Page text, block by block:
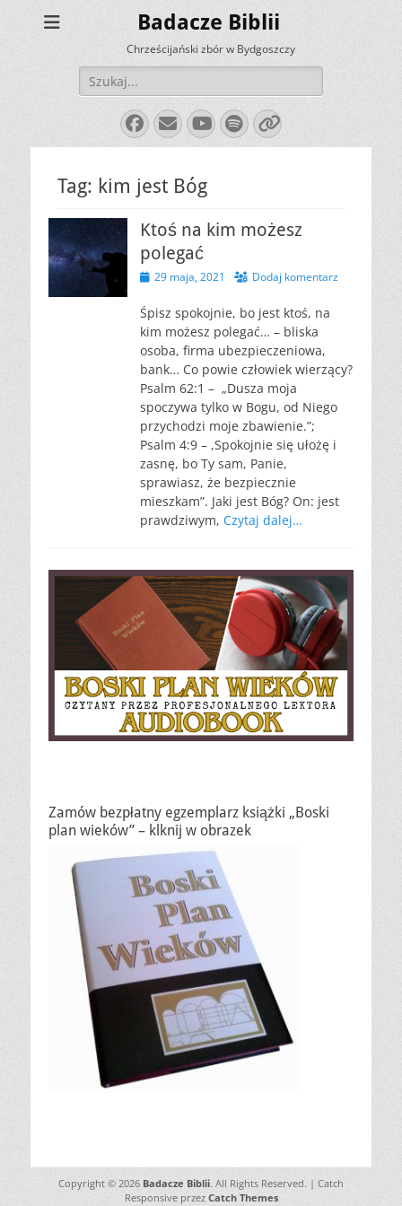
Badacze Biblii
Chrześcijański zbór w Bydgoszczy
Szukaj:
Facebook
E-
mail
YouTube
Spotify
Link
Tag: kim jest Bóg
Ktoś na kim możesz
polegać
Opublikowano
29 maja, 2021 Dodaj komentarz
Śpisz spokojnie, bo jest ktoś, na
kim możesz polegać… – bliska
osoba, firma ubezpieczeniowa,
bank… Co powie człowiek wierzący?
Psalm 62:1 – „Dusza moja
spoczywa tylko w Bogu, od Niego
przychodzi moje zbawienie.”;
Psalm 4:9 – ,Spokojnie się ułożę i
zasnę, bo Ty sam, Panie,
sprawiasz, że bezpiecznie
mieszkam”. Jaki jest Bóg? On: jest
prawdziwym, Czytaj dalej…
Zamów bezpłatny egzemplarz książki „Boski
plan wieków” – klknij w obrazek
Copyright © 2026 Badacze Biblii. All Rights Reserved. | Catch
Responsive przez Catch Themes